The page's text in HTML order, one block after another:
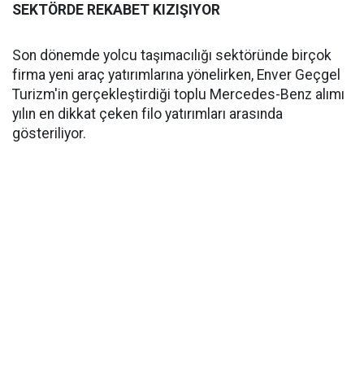
SEKTÖRDE REKABET KIZIŞIYOR
Son dönemde yolcu taşımacılığı sektöründe birçok
firma yeni araç yatırımlarına yönelirken, Enver Geçgel
Turizm'in gerçekleştirdiği toplu Mercedes-Benz alımı
yılın en dikkat çeken filo yatırımları arasında
gösteriliyor.